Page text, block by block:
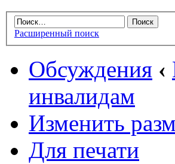
Расширенный поиск
Обсуждения ‹
инвалидам
Изменить
Для печати